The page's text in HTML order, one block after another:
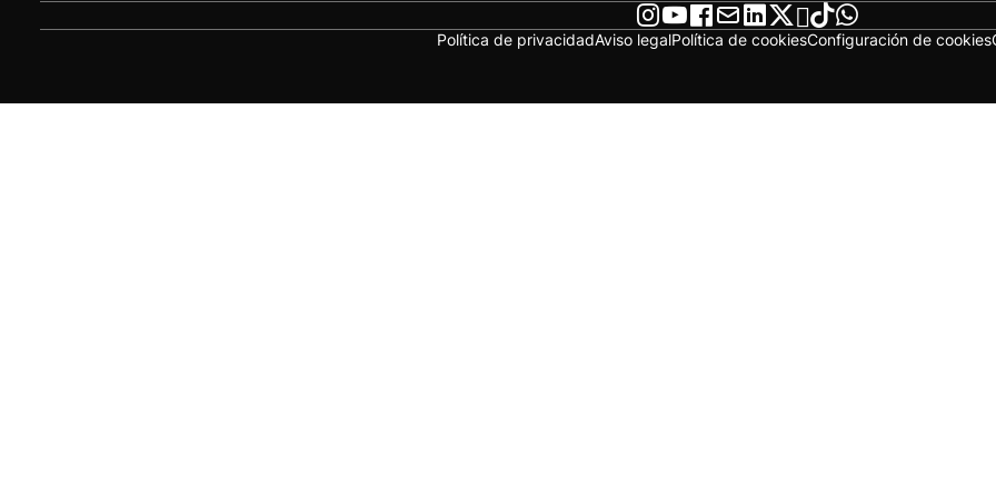
Política de privacidadAviso legalPolítica de cookiesConfiguración de cookies